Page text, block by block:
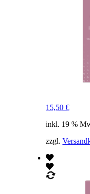
15,50 €
inkl. 19 %
zzgl.